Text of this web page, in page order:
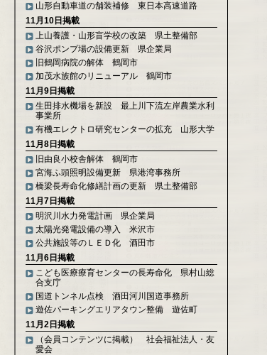
山形自動車道の舗装補修 東日本高速道路
11月10日掲載
上山養護・山形盲学校の改築 県土整備部
谷沢ポンプ場の設備更新 県企業局
旧鶴岡病院の解体 鶴岡市
加茂水族館のリニューアル 鶴岡市
11月9日掲載
生田排水機場を新設 最上川下流左岸農業水利
事業所
有機エレクトロ研究センターの拡充 山形大学
11月8日掲載
旧由良小校舎解体 鶴岡市
宮海ふ頭照明設備更新 県港湾事務所
橋梁長寿命化修繕計画の更新 県土整備部
11月7日掲載
明沢川水力発電計画 県企業局
太陽光発電設備の導入 米沢市
公共施設等のＬＥＤ化 酒田市
11月6日掲載
こども医療療育センターの長寿命化 県村山総
合支庁
国道トンネル点検 酒田河川国道事務所
遊佐パーキングエリアタウン整備 遊佐町
11月2日掲載
（会員コンテンツに掲載） 社会福祉法人・友
愛会